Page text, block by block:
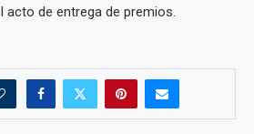
acto de entrega de premios.